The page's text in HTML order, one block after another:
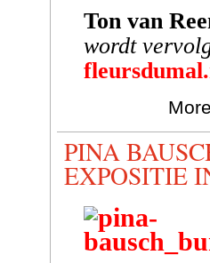
Ton van
wordt
PINA
EXPOSITIE